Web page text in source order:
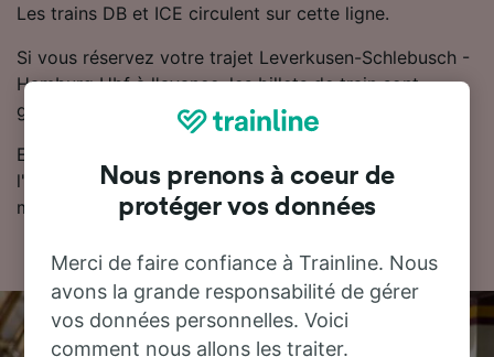
Les trains DB et ICE circulent sur cette ligne.
Si vous réservez votre trajet Leverkusen-Schlebusch -
Hamburg Hbf à l'avance, les billets de train sont
généralement moins chers.
Essayez notre planificateur de voyage pour trouver
l'horaire, le billet et le prix qui vous conviennent le
mieux.
Nous prenons à coeur de
protéger vos données
Merci de faire confiance à Trainline. Nous
avons la grande responsabilité de gérer
vos données personnelles. Voici
comment nous allons les traiter.